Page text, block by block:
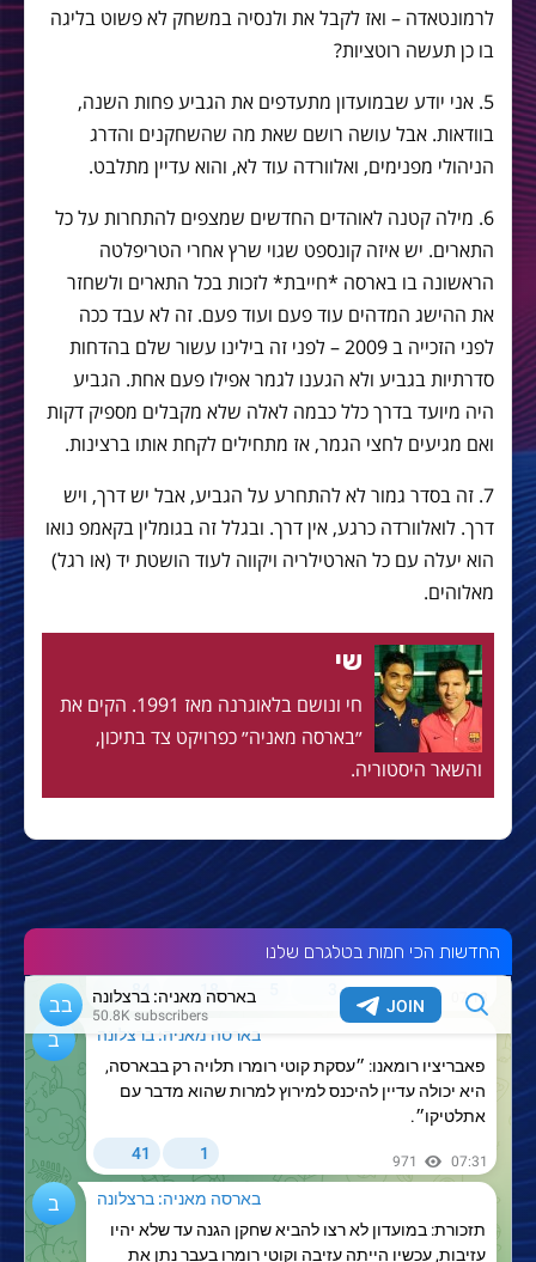
לרמונטאדה – ואז לקבל את ולנסיה במשחק לא פשוט בליגה
בו כן תעשה רוטציות?
5. אני יודע שבמועדון מתעדפים את הגביע פחות השנה,
בוודאות. אבל עושה רושם שאת מה שהשחקנים והדרג
הניהולי מפנימים, ואלוורדה עוד לא, והוא עדיין מתלבט.
6. מילה קטנה לאוהדים החדשים שמצפים להתחרות על כל
התארים. יש איזה קונספט שגוי שרץ אחרי הטריפלטה
הראשונה בו בארסה *חייבת* לזכות בכל התארים ולשחזר
את ההישג המדהים עוד פעם ועוד פעם. זה לא עבד ככה
לפני הזכייה ב 2009 – לפני זה בילינו עשור שלם בהדחות
סדרתיות בגביע ולא הגענו לגמר אפילו פעם אחת. הגביע
היה מיועד בדרך כלל כבמה לאלה שלא מקבלים מספיק דקות
ואם מגיעים לחצי הגמר, אז מתחילים לקחת אותו ברצינות.
7. זה בסדר גמור לא להתחרע על הגביע, אבל יש דרך, ויש
דרך. לואלוורדה כרגע, אין דרך. ובגלל זה בגומלין בקאמפ נואו
הוא יעלה עם כל הארטילריה ויקווה לעוד הושטת יד (או רגל)
מאלוהים.
שי
חי ונושם בלאוגרנה מאז 1991. הקים את
״בארסה מאניה״ כפרויקט צד בתיכון,
והשאר היסטוריה.
החדשות הכי חמות בטלגרם שלנו